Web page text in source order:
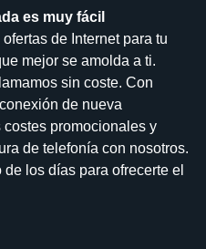
es muy fácil
de Internet para tu
mejor se amolda a ti.
sin coste. Con
de nueva
promocionales y
de telefonía con nosotros.
los días para ofrecerte el